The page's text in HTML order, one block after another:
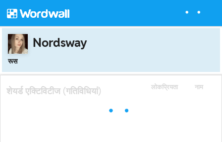
Nordsway
रूस
लोकप्रियता नाम
शेयर्ड एक्टिविटीज (गतिविधियां)